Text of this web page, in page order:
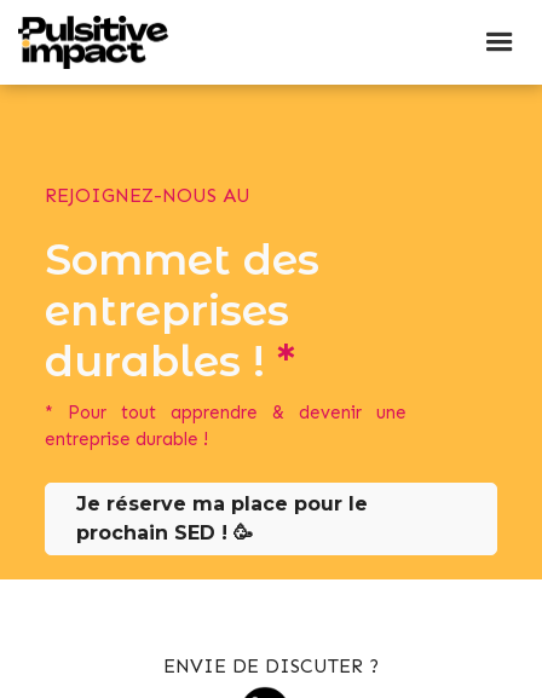
REJOIGNEZ-NOUS AU
Sommet des
entreprises
durables !*
* Pour tout apprendre & devenir une
entreprise durable !
Je réserve ma place pour le
prochain SED ! 🥳
ENVIE DE DISCUTER ?